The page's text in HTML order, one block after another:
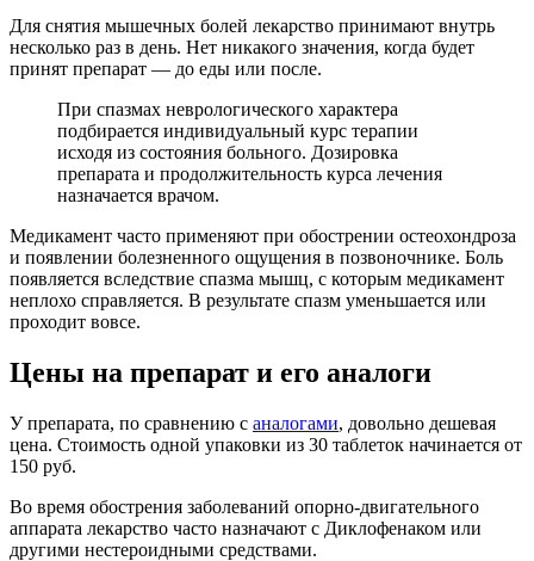
Для снятия мышечных болей лекарство принимают внутрь
несколько раз в день. Нет никакого значения, когда будет
принят препарат — до еды или после.
При спазмах неврологического характера
подбирается индивидуальный курс терапии
исходя из состояния больного. Дозировка
препарата и продолжительность курса лечения
назначается врачом.
Медикамент часто применяют при обострении остеохондроза
и появлении болезненного ощущения в позвоночнике. Боль
появляется вследствие спазма мышц, с которым медикамент
неплохо справляется. В результате спазм уменьшается или
проходит вовсе.
Цены на препарат и его аналоги
У препарата, по сравнению с аналогами, довольно дешевая
цена. Стоимость одной упаковки из 30 таблеток начинается от
150 руб.
Во время обострения заболеваний опорно-двигательного
аппарата лекарство часто назначают с Диклофенаком или
другими нестероидными средствами.